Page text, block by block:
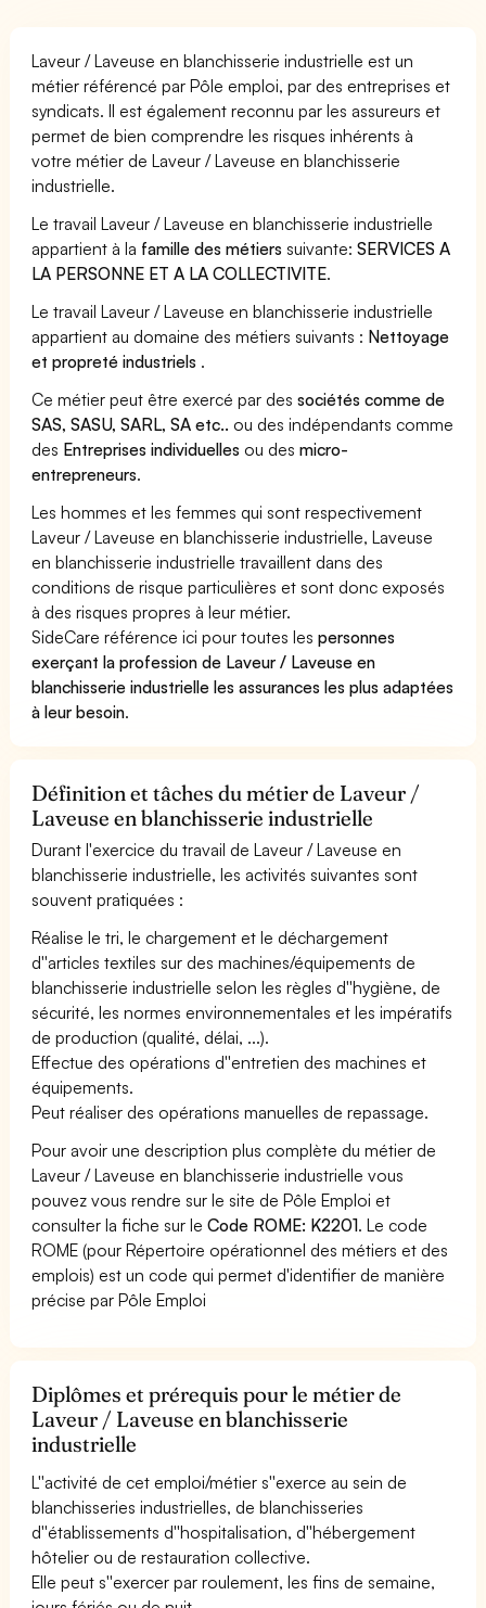
Laveur / Laveuse en blanchisserie industrielle est un
métier référencé par Pôle emploi, par des entreprises et
syndicats. Il est également reconnu par les assureurs et
permet de bien comprendre les risques inhérents à
votre métier de Laveur / Laveuse en blanchisserie
industrielle.
Le travail Laveur / Laveuse en blanchisserie industrielle
appartient à la famille des métiers suivante:SERVICES A
LA PERSONNE ET A LA COLLECTIVITE.
Le travail Laveur / Laveuse en blanchisserie industrielle
appartient au domaine des métiers suivants : Nettoyage
et propreté industriels .
Ce métier peut être exercé par dessociétés comme de
SAS, SASU, SARL, SA etc.. ou des indépendants comme
des Entreprises individuelles ou desmicro-
entrepreneurs.
Les hommes et les femmes qui sont respectivement
Laveur / Laveuse en blanchisserie industrielle, Laveuse
en blanchisserie industrielle travaillent dans des
conditions de risque particulières et sont donc exposés
à des risques propres à leur métier.
SideCare référence ici pour toutes lespersonnes
exerçant la profession de Laveur / Laveuse en
blanchisserie industrielle les assurances les plus adaptées
à leur besoin.
Définition et tâches du métier de Laveur /
Laveuse en blanchisserie industrielle
Durant l'exercice du travail de Laveur / Laveuse en
blanchisserie industrielle, les activités suivantes sont
souvent pratiquées :
Réalise le tri, le chargement et le déchargement
d''articles textiles sur des machines/équipements de
blanchisserie industrielle selon les règles d''hygiène, de
sécurité, les normes environnementales et les impératifs
de production (qualité, délai, ...).
Effectue des opérations d''entretien des machines et
équipements.
Peut réaliser des opérations manuelles de repassage.
Pour avoir une description plus complète du métier de
Laveur / Laveuse en blanchisserie industrielle vous
pouvez vous rendre sur le site de Pôle Emploi et
consulter la fiche sur leCode ROME: K2201. Le code
ROME (pour Répertoire opérationnel des métiers et des
emplois) est un code qui permet d'identifier de manière
précise par Pôle Emploi
Diplômes et prérequis pour le métier de
Laveur / Laveuse en blanchisserie
industrielle
L''activité de cet emploi/métier s''exerce au sein de
blanchisseries industrielles, de blanchisseries
d''établissements d''hospitalisation, d''hébergement
hôtelier ou de restauration collective.
Elle peut s''exercer par roulement, les fins de semaine,